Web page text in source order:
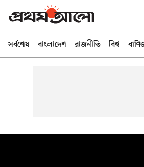
সর্বশেষ বাংলাদেশ রাজনীতি বিশ্ব